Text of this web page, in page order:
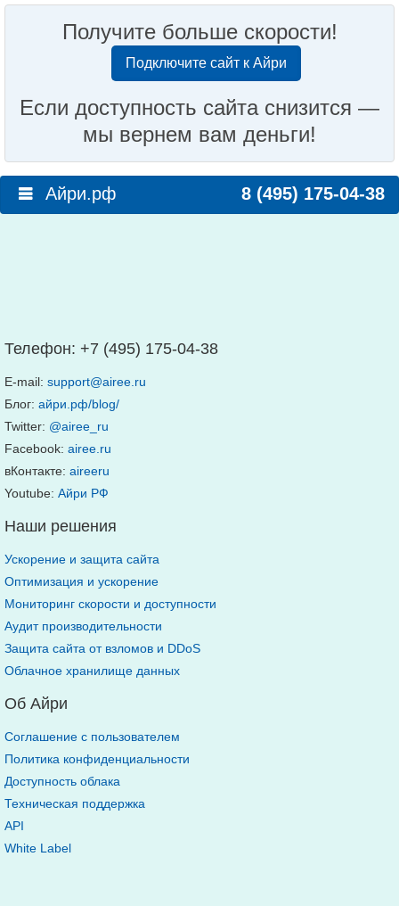
Получите больше скорости!
Подключите сайт к Айри
Если доступность сайта снизится —
мы вернем вам деньги!
Айри.рф 8 (495) 175-04-38
Телефон: +7 (495) 175-04-38
E-mail: support@airee.ru
Блог: айри.рф/blog/
Twitter: @airee_ru
Facebook: airee.ru
вКонтакте: aireeru
Youtube: Айри РФ
Наши решения
Ускорение и защита сайта
Оптимизация и ускорение
Мониторинг скорости и доступности
Аудит производительности
Защита сайта от взломов и DDoS
Облачное хранилище данных
Об Айри
Соглашение с пользователем
Политика конфиденциальности
Доступность облака
Техническая поддержка
API
White Label